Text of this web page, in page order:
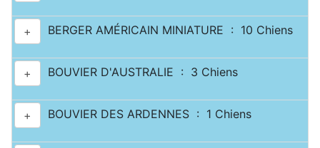
+ BERGER AMÉRICAIN MINIATURE : 10 Chiens
+ BOUVIER D'AUSTRALIE : 3 Chiens
+ BOUVIER DES ARDENNES : 1 Chiens